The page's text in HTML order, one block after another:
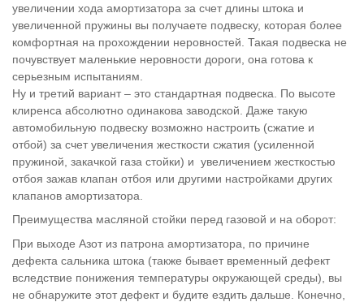
увеличении хода амортизатора за счет длины штока и
увеличенной пружины вы получаете подвеску, которая более
комфортная на прохождении неровностей. Такая подвеска не
почувствует маленькие неровности дороги, она готова к
серьезным испытаниям.
Ну и третий вариант – это стандартная подвеска. По высоте
клиренса абсолютно одинакова заводской. Даже такую
автомобильную подвеску возможно настроить (сжатие и
отбой) за счет увеличения жесткости сжатия (усиленной
пружиной, закачкой газа стойки) и увеличением жесткостью
отбоя зажав клапан отбоя или другими настройками других
клапанов амортизатора.
Преимущества масляной стойки перед газовой и на оборот:
При выходе Азот из патрона амортизатора, по причине
дефекта сальника штока (также бывает временный дефект
вследствие понижения температуры окружающей среды), вы
не обнаружите этот дефект и будите ездить дальше. Конечно,